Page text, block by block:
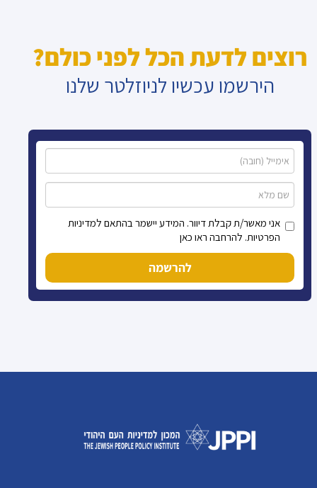
רוצים לדעת הכל לפני כולם?
הירשמו עכשיו לניוזלטר שלנו
אני מאשר/ת קבלת דיוור. המידע יישמר בהתאם למדיניות
הפרטיות. להרחבה ראו כאן
להרשמה